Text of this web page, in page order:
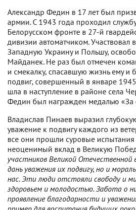
Александр Федин в 17 лет был
армии. С 1943 года проходил
Белорусском фронте в 27-й
дивизии автоматчиком. Участвовал
Западную Украину и Польшу,
Майданек. Не раз был отмечен
и смекалку, спасавшую жизнь ему и
подвиг, совершенный в январе
шла в наступление в районе села
Федин был награжден медалью «За
Владислав Пинаев выразил
уважение к подвигу каждого из
все они прошли суровые
неоценимый вклад в Великую
участников Великой
дань уважения их подвигу, но и
нас. Эти люди отстояли свободу и
здоровьем и молодостью. Забота о
проявление благодарности и